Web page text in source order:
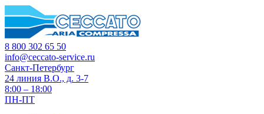
8 800 302 65 50
info@ceccato-service.ru
Санкт-Петербург
24 линия В.О., д. 3-7
8:00 – 18:00
ПН-ПТ